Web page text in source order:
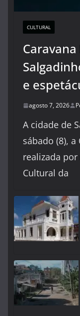
CULTURAL
e
agosto 7, 2026
A cidade de
sábado (8),
realizada
Cultural da